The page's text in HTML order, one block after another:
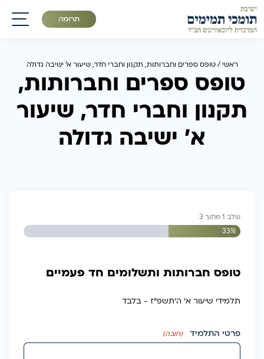
תרומה
תפריט
ראשי/טופס ספרים וחברותות, תקנון וחברי חדר, שיעור א׳ ישיבה גדולה
טופס ספרים וחברותות,
תקנון וחברי חדר, שיעור
א׳ ישיבה גדולה
שלב 1 מתוך 3
33%
טופס חברותות ותשלומים חד פעמיים
תלמידי שיעור א׳ ה׳תשפ״ז - בלבד
פרטי התלמיד (חובה)